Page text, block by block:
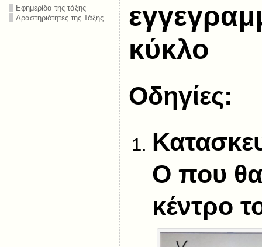
Εφημερίδα της τάξης
Δραστηριότητες της Τάξης
κύκλο
Οδηγίες:
Ο που θα
κέντρο